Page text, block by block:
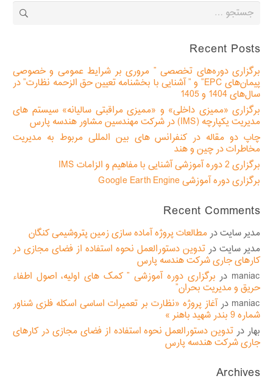
جستجو
Recent Posts
برگزاری دوره‌های تخصصی ” مروری بر شرایط عمومی و خصوصی
پیمان‌های EPC” و ” آشنایی با بخشنامه تعیین حق الزحمه نظارت” در
سال‌های 1404 و 1405
برگزاری «ممیزی داخلی» و «ممیزی مراقبتی سالیانه» سیستم های
مدیریت یکپارچه (IMS) در شرکت مهندسین مشاور هندسه پارس
چاپ دو مقاله در کنفرانس های بین المللی مربوط به مدیریت
مخاطرات در چین و هند
برگزاری 2 دوره آموزشی آشنایی با مفاهیم و الزامات IMS
برگزاری دوره آموزشی Google Earth Engine
Recent Comments
مدیر سایتدرمطالعات پروژه آماده سازی زمین پتروشیمی کنگان
مدیر سایت در تدوین دستورالعمل نحوه استفاده از فضای مجازی در
کارهای جاری شرکت هندسه پارس
maniac در برگزاری دوره آموزشی ” کمک های اولیه، اصول اطفاء
حریق و مدیریت بحران”
maniac درآغاز پروژه «نظارت بر تعمیرات اساسی اسکله فلزی شناور
شماره 9 بندر شهید باهنر »
بهاردر تدوین دستورالعمل نحوه استفاده از فضای مجازی در کارهای
جاری شرکت هندسه پارس
Archives